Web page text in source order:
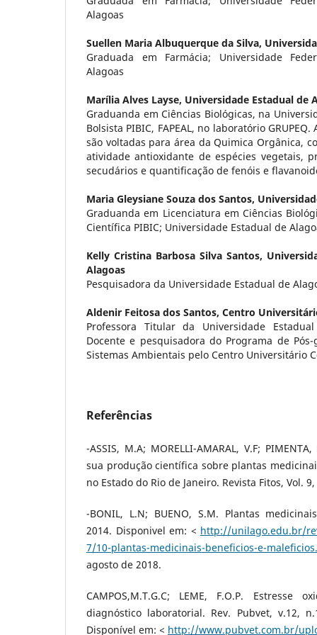
Alagoas
Suellen Maria Albuquerque da Silva,
Graduada em Farmácia; Universidade
Alagoas
Marília Alves Layse, Universidade Estadual de
Graduanda em Ciências Biológicas, na
Bolsista PIBIC, FAPEAL, no laboratório
são voltadas para área da Quimica Orgânica,
atividade antioxidante de espécies vegetais,
secudários e quantificação de fenóis e
Maria Gleysiane Souza dos Santos,
Graduanda em Licenciatura em Ciências
Científica PIBIC; Universidade Estadual de
Kelly Cristina Barbosa Silva Santos,
Alagoas
Pesquisadora da Universidade Estadual de
Aldenir Feitosa dos Santos, Centro
Professora Titular da Universidade
Docente e pesquisadora do Programa de
Sistemas Ambientais pelo Centro Universitário
Referências
-ASSIS, M.A; MORELLI-AMARAL, V.F;
sua produção científica sobre plantas
no Estado do Rio de Janeiro. Revista Fitos, Vol.
-BONIL, L.N; BUENO, S.M. Plantas
2014. Disponivel em: < http://unilago.edu.br/
7/10-plantas-medicinais-beneficios-e-
agosto de 2018.
CAMPOS,M.T.G.C; LEME, F.O.P. Estresse
diagnóstico laboratorial. Rev. Pubvet, v.12,
Disponível em: < http://www.pubvet.com.br/